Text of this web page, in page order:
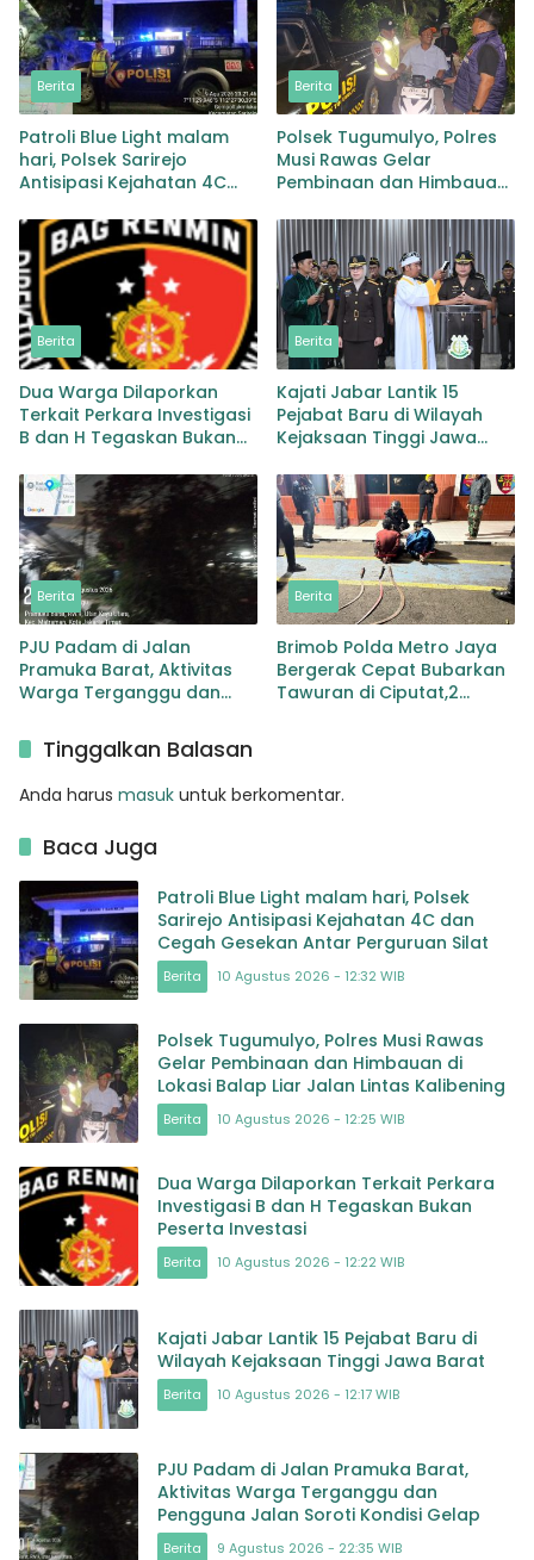
Berita
Patroli Blue Light malam
hari, Polsek Sarirejo
Antisipasi Kejahatan 4C
Perguruan Silat
Berita
Polsek Tugumulyo, Polres
Musi Rawas Gelar
Pembinaan dan Himbauan
Lintas Kalibening
Berita
Dua Warga Dilaporkan
Terkait Perkara Investigasi
B dan H Tegaskan Bukan
Berita
Kajati Jabar Lantik 15
Pejabat Baru di Wilayah
Kejaksaan Tinggi Jawa
Berita
PJU Padam di Jalan
Pramuka Barat, Aktivitas
Warga Terganggu dan
Kondisi Gelap
Berita
Brimob Polda Metro Jaya
Bergerak Cepat Bubarkan
Tawuran di Ciputat,2
Tinggalkan Balasan
Anda harus masuk untuk berkomentar.
Baca Juga
Patroli Blue Light malam hari, Polsek
Sarirejo Antisipasi Kejahatan 4C dan
Cegah Gesekan Antar Perguruan Silat
Berita 10 Agustus 2026 - 12:32 WIB
Polsek Tugumulyo, Polres Musi Rawas
Gelar Pembinaan dan Himbauan di
Lokasi Balap Liar Jalan Lintas Kalibening
Berita 10 Agustus 2026 - 12:25 WIB
Dua Warga Dilaporkan Terkait Perkara
Investigasi B dan H Tegaskan Bukan
Peserta Investasi
Berita 10 Agustus 2026 - 12:22 WIB
Kajati Jabar Lantik 15 Pejabat Baru di
Wilayah Kejaksaan Tinggi Jawa Barat
Berita 10 Agustus 2026 - 12:17 WIB
PJU Padam di Jalan Pramuka Barat,
Aktivitas Warga Terganggu dan
Pengguna Jalan Soroti Kondisi Gelap
Berita 9 Agustus 2026 - 22:35 WIB